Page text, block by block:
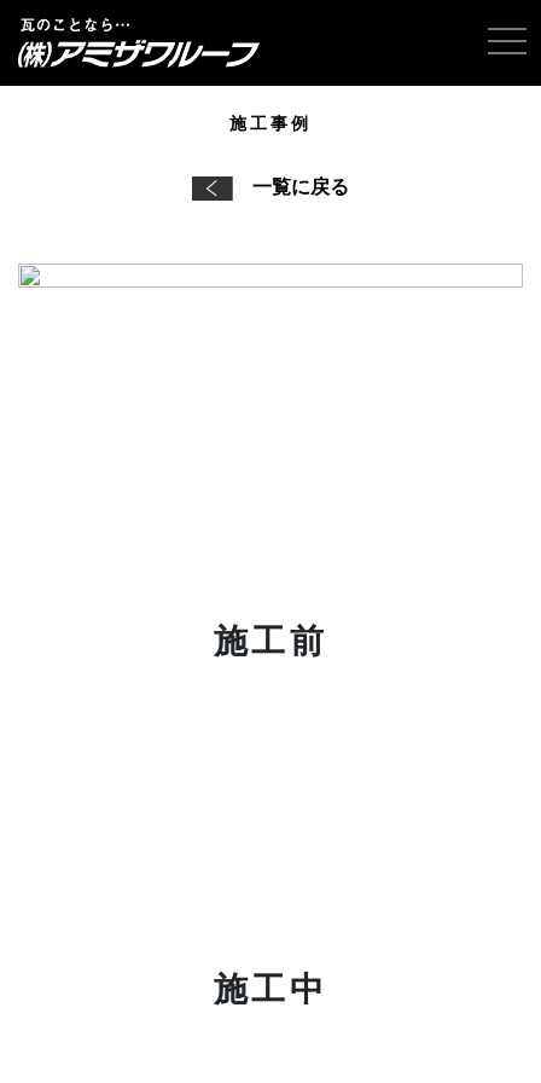
施工事例
一覧に戻る
施工前
施工中